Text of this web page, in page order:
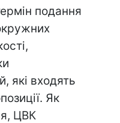
подання
які входять
Як
ЦВК